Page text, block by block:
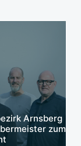
Arnsberg
zum